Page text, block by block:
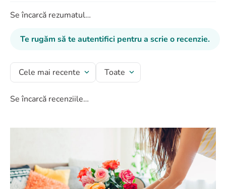
Se încarcă rezumatul…
Te rugăm să te autentifici pentru a scrie o recenzie.
Cele mai recente Toate
Se încarcă recenziile…